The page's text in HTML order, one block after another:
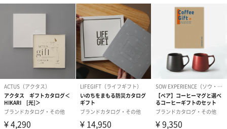
フにデザインされています。
演技の良い八角型の箸
東洋の「8」
陰と陽から成り立っている風水から見ると、八角形は四角で表現
される「陰」と円形で表現される「陽」の中間の形、またはその